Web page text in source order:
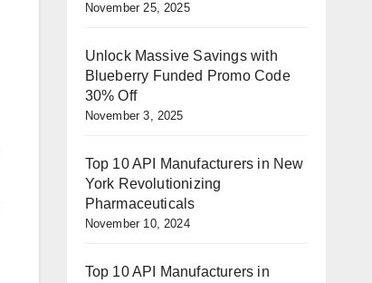
November 25, 2025
Unlock Massive Savings with
Blueberry Funded Promo Code
30% Off
November 3, 2025
Top 10 API Manufacturers in New
York Revolutionizing
Pharmaceuticals
November 10, 2024
Top 10 API Manufacturers in